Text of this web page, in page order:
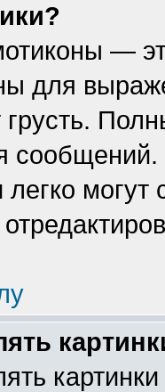
—
для
грусть.
сообщений.
легко